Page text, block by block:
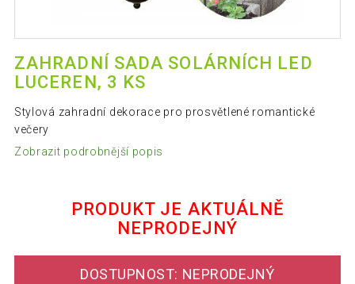
ZAHRADNÍ SADA SOLÁRNÍCH LED
LUCEREN, 3 KS
Stylová zahradní dekorace pro prosvětlené romantické
večery
Zobrazit podrobnější popis
PRODUKT JE AKTUÁLNĚ
NEPRODEJNÝ
DOSTUPNOST: NEPRODEJNÝ